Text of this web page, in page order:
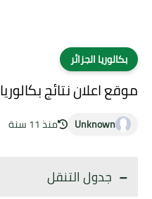
بكالوريا الجزائر
موقع اعلان نتائج بكالوريا 2015
Unknown منذ 11 سنة
جدول التنقل